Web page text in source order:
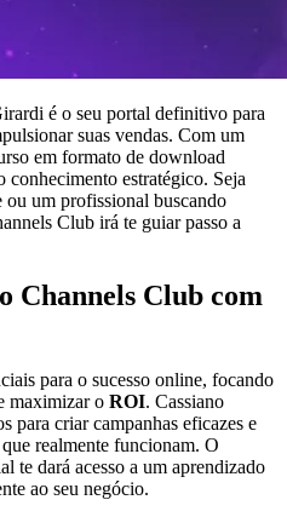
é o seu portal definitivo para
suas vendas. Com um
em formato de download
conhecimento estratégico. Seja
um profissional buscando
Club irá te guiar passo a
Channels Club com
para o sucesso online, focando
maximizar o ROI. Cassiano
para criar campanhas eficazes e
realmente funcionam. O
te dará acesso a um aprendizado
ao seu negócio.